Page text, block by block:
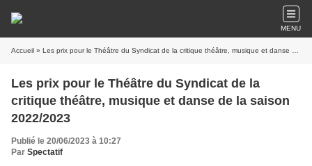
MENU
Accueil » Les prix pour le Théâtre du Syndicat de la critique théâtre, musique et danse de la saison 2022/2023
Les prix pour le Théâtre du Syndicat de la
critique théâtre, musique et danse de la saison
2022/2023
Publié le 20/06/2023 à 10:27
Par Spectatif